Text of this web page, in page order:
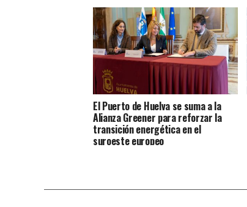
El Puerto de Huelva se suma a la
Alianza Greener para reforzar la
transición energética en el
suroeste europeo